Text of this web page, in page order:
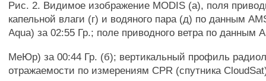
Рис. 2. Видимое изображение MODIS (а), поля
капельной влаги (г) и водяного пара (д) по данным
Aqua) за 02:55 Гр.; поле приводного ветра по данным
МеЮр) за 00:44 Гр. (б); вертикальный профиль
отражаемости по измерениям CPR (спутника